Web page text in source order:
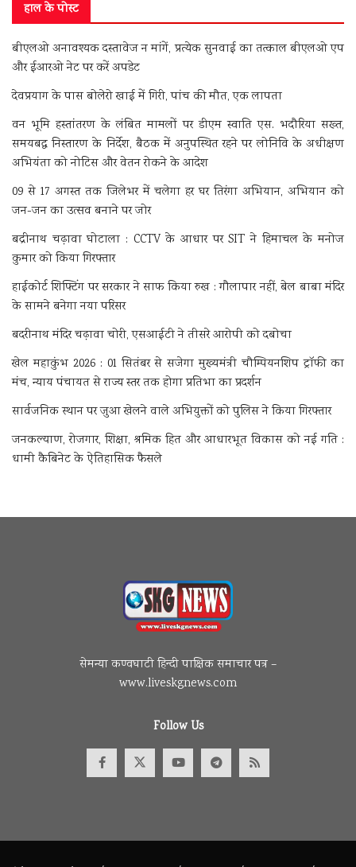
हाल के पोस्ट
बीएलओ अनावश्यक दस्तावेज न मांगें, प्रत्येक सुनवाई का तत्काल बीएलओ एप
और ईआरओ नेट पर करें अपडेट
देवप्रयाग के पास बोलेरो खाई में गिरी, पांच की मौत, एक लापता
वन भूमि हस्तांतरण के लंबित मामलों पर डीएम स्वाति एस. भदौरिया सख्त,
समयबद्ध निस्तारण के निर्देश, बैठक में अनुपस्थित रहने पर लोनिवि के अधीक्षण
अभियंता को नोटिस और वेतन रोकने के आदेश
09 से 17 अगस्त तक जिलेभर में चलेगा हर घर तिरंगा अभियान, अभियान को
जन-जन का उत्सव बनाने पर जोर
बद्रीनाथ चढ़ावा घोटाला : CCTV के आधार पर SIT ने हिमाचल के मनोज
कुमार को किया गिरफ्तार
हाईकोर्ट शिफ्टिंग पर सरकार ने साफ किया रुख : गौलापार नहीं, बेल बाबा मंदिर
के सामने बनेगा नया परिसर
बदरीनाथ मंदिर चढ़ावा चोरी, एसआईटी ने तीसरे आरोपी को दबोचा
खेल महाकुंभ 2026 : 01 सितंबर से सजेगा मुख्यमंत्री चौम्पियनशिप ट्रॉफी का
मंच, न्याय पंचायत से राज्य स्तर तक होगा प्रतिभा का प्रदर्शन
सार्वजनिक स्थान पर जुआ खेलने वाले अभियुक्तों को पुलिस ने किया गिरफ्तार
जनकल्याण, रोजगार, शिक्षा, श्रमिक हित और आधारभूत विकास को नई गति :
धामी कैबिनेट के ऐतिहासिक फैसले
सेमन्या कण्वघाटी हिन्दी पाक्षिक समाचार पत्र –
www.liveskgnews.com
Follow Us